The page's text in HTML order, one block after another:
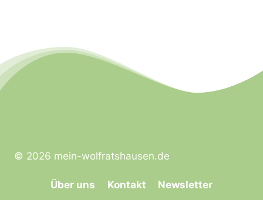
© 2026 mein-wolfratshausen.de
Über uns Kontakt Newsletter